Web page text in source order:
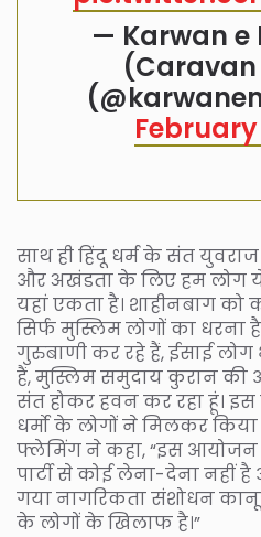
— Karwan
(Caravan
साथ ही हिंदू धर्म के संत
और अखंडता के लिए हम लोग ये
यहां एकता है। शाहीनबाग
सिर्फ मुस्लिम लोगों का धरना
गुरुबाणी कर रहे हैं, ईसाई लोग
हैं, मुस्लिम समुदाय कुरान की
संत होकर हवन कर रहा हूं।
धर्मो के लोगों ने मिलकर
फ्लेमिंग ने कहा, “इस आयोजन
पार्टी से कोई लेना-देना नहीं है
गया नागरिकता संशोधन
के लोगों के खिलाफ है।”